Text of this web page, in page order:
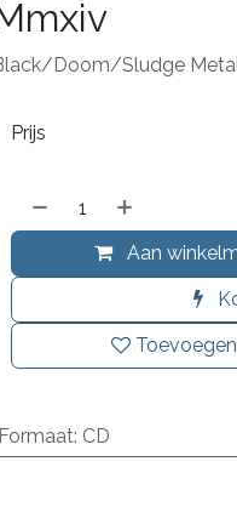
Doom/Sludge
Aan
Prijs
Formaat: CD